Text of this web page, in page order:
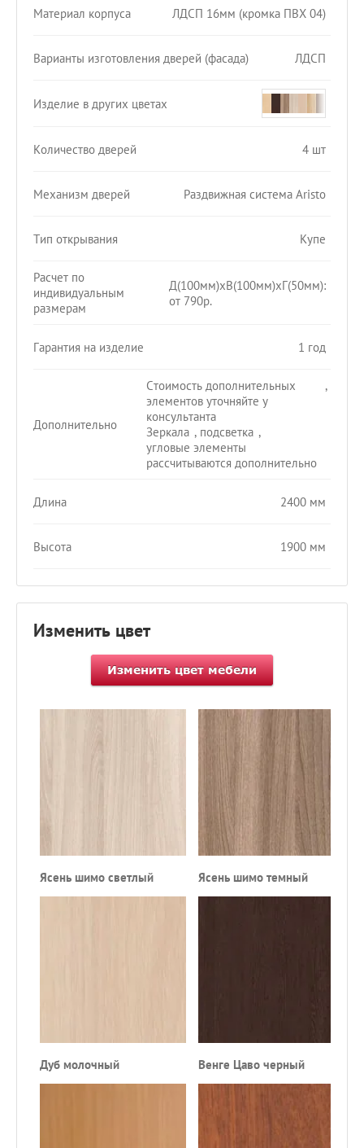
Материал корпуса ЛДСП 16мм (кромка ПВХ 04)
Варианты изготовления дверей (фасада) ЛДСП
Изделие в других цветах
Количество дверей 4 шт
Механизм дверей Раздвижная система Aristo
Тип открывания Купе
Расчет по
индивидуальным
размерам
Д(100мм)хВ(100мм)хГ(50мм):
от 790р.
Гарантия на изделие 1 год
Дополнительно
Стоимость дополнительных
элементов уточняйте у
консультанта
,
Зеркала , подсветка ,
угловые элементы
рассчитываются дополнительно
Длина 2400 мм
Высота 1900 мм
Изменить цвет
Ясень шимо светлый Ясень шимо темный
Дуб молочный Венге Цаво черный